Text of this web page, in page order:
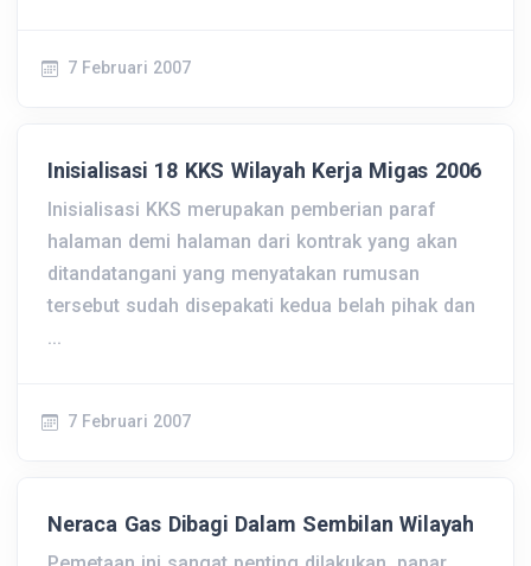
7 Februari 2007
Inisialisasi 18 KKS Wilayah Kerja Migas 2006
Inisialisasi KKS merupakan pemberian paraf
halaman demi halaman dari kontrak yang akan
ditandatangani yang menyatakan rumusan
tersebut sudah disepakati kedua belah pihak dan
...
7 Februari 2007
Neraca Gas Dibagi Dalam Sembilan Wilayah